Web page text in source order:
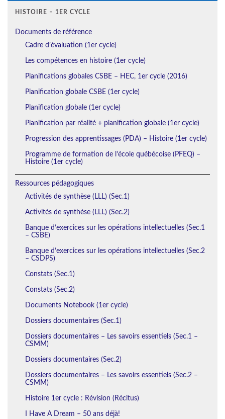
HISTOIRE – 1ER CYCLE
Documents de référence
Cadre d’évaluation (1er cycle)
Les compétences en histoire (1er cycle)
Planifications globales CSBE – HEC, 1er cycle (2016)
Planification globale CSBE (1er cycle)
Planification globale (1er cycle)
Planification par réalité + planification globale (1er cycle)
Progression des apprentissages (PDA) – Histoire (1er cycle)
Programme de formation de l’école québécoise (PFEQ) –
Histoire (1er cycle)
Ressources pédagogiques
Activités de synthèse (LLL) (Sec.1)
Activités de synthèse (LLL) (Sec.2)
Banque d’exercices sur les opérations intellectuelles (Sec.1
– CSBE)
Banque d’exercices sur les opérations intellectuelles (Sec.2
– CSDPS)
Constats (Sec.1)
Constats (Sec.2)
Documents Notebook (1er cycle)
Dossiers documentaires (Sec.1)
Dossiers documentaires – Les savoirs essentiels (Sec.1 –
CSMM)
Dossiers documentaires (Sec.2)
Dossiers documentaires – Les savoirs essentiels (Sec.2 –
CSMM)
Histoire 1er cycle : Révision (Récitus)
I Have A Dream – 50 ans déjà!